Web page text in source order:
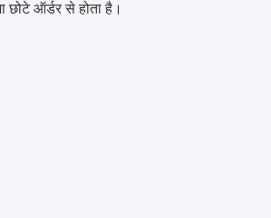
छोटे ऑर्डर से होता है।